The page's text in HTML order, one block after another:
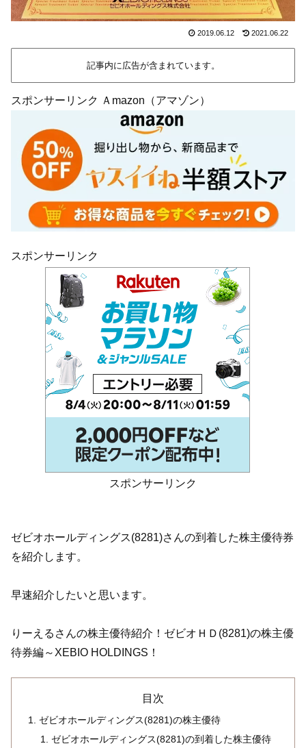
2019.06.12 2021.06.22
記事内に広告が含まれています。
スポンサーリンク Ａmazon（アマゾン）
スポンサーリンク
スポンサーリンク
ゼビオホールディングス(8281)さんの到着した株主優待券
を紹介します。
早速紹介したいと思います。
りーえるさんの株主優待紹介！ゼビオＨＤ(8281)の株主優
待券編～XEBIO HOLDINGS！
目次
ゼビオホールディングス(8281)の株主優待
ゼビオホールディングス(8281)の到着した株主優待